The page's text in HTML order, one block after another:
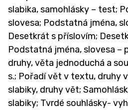
slabika, samohlásky – test;
slovesa; Podstatná jména,
Desetkrát s příslovím;
Podstatná jména, slovesa –
druhy, věta jednoduchá a
s.; Pořadí vět v textu, druhy
slabiky, druhy vět;
slabiky; Tvrdé souhlásky-